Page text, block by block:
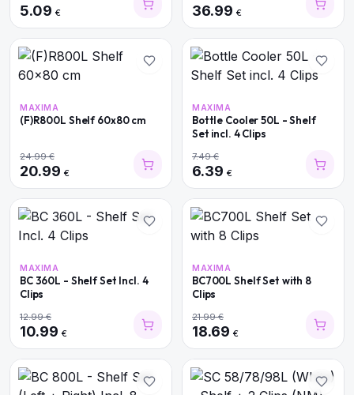
5.09 € 36.99 €
MAXIMA
(F)R800L Shelf 60x80 cm
24.99€
20.99 €
MAXIMA
Bottle Cooler 50L - Shelf
Set incl. 4 Clips
7.49€
6.39 €
MAXIMA
BC 360L - Shelf Set Incl. 4
Clips
12.99€
10.99 €
MAXIMA
BC700L Shelf Set with 8
Clips
21.99€
18.69 €